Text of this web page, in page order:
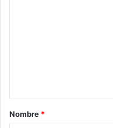
rNombre *